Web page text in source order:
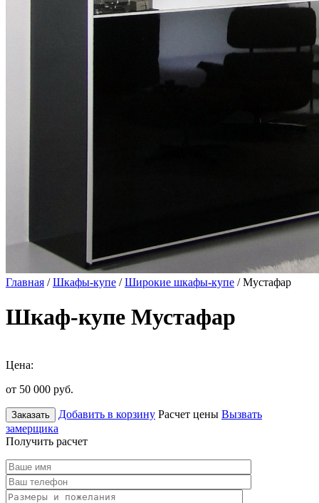
Главная /Шкафы-купе /Широкие шкафы-купе / Мустафар
Шкаф-купе Мустафар
Цена:
от 50 000 руб.
Заказать Добавить в корзину Расчет цены Вызвать
замерщика
Получить расчет